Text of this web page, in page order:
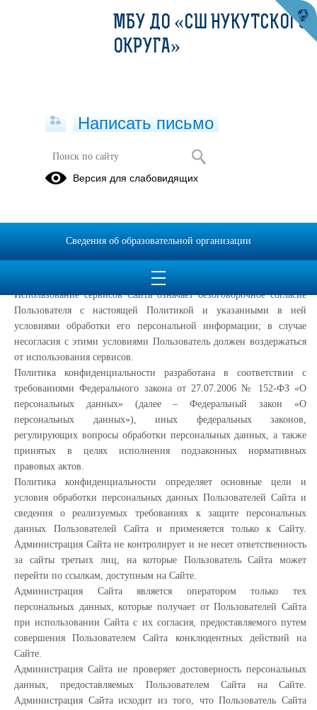
Политика конфиденциальности
детско-юношеская спортивная школа», (далее – Администрация
Сайта) применяется при использовании в сети Интернет по адресу:
, далее Сайт
Использование сервисов Сайта означает безоговорочное согласие
Пользователя с настоящей Политикой и указанными в ней
условиями обработки его персональной информации; в случае
несогласия с этими условиями Пользователь должен воздержаться
от использования сервисов.
Политика конфиденциальности разработана в соответствии с
требованиями Федерального закона от 27.07.2006 № 152-ФЗ «О
персональных данных» (далее – Федеральный закон «О
персональных данных»), иных федеральных законов,
регулирующих вопросы обработки персональных данных, а также
принятых в целях исполнения подзаконных нормативных
правовых актов.
Политика конфиденциальности определяет основные цели и
условия обработки персональных данных Пользователей Сайта и
сведения о реализуемых требованиях к защите персональных
данных Пользователей Сайта и применяется только к Сайту.
Администрация Сайта не контролирует и не несет ответственность
за сайты третьих лиц, на которые Пользователь Сайта может
перейти по ссылкам, доступным на Сайте.
Администрация Сайта является оператором только тех
персональных данных, которые получает от Пользователей Сайта
при использовании Сайта с их согласия, предоставляемого путем
совершения Пользователем Сайта конклюдентных действий на
Сайте.
Администрация Сайта не проверяет достоверность персональных
данных, предоставляемых Пользователем Сайта на Сайте.
Администрация Сайта исходит из того, что Пользователь Сайта
МБУ ДО «СШ НУКУТСКОГО
ОКРУГА»
Написать письмо
Версия для слабовидящих
Сведения об образовательной организации